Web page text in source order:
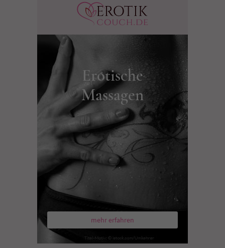
Erotische
Massagen
mehr erfahren